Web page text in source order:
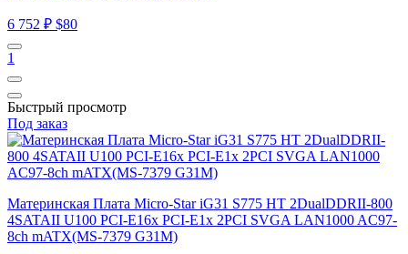
6 752 ₽ $80
1
Быстрый просмотр
Под заказ
Материнская Плата Micro-Star iG31 S775 HT 2DualDDRII-800
4SATAII U100 PCI-E16x PCI-E1x 2PCI SVGA LAN1000 AC97-
8ch mATX(MS-7379 G31M)